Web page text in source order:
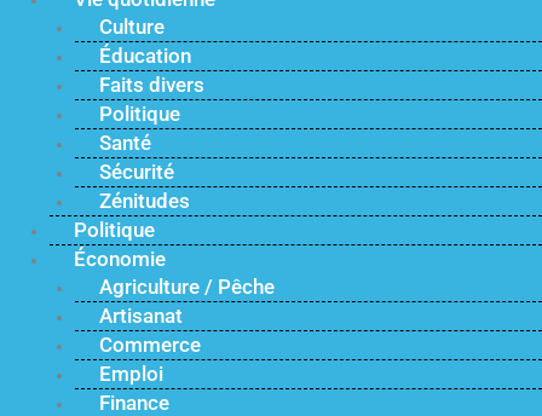
Culture
Éducation
Faits divers
Politique
Santé
Sécurité
Zénitudes
Politique
Économie
Agriculture / Pêche
Artisanat
Commerce
Emploi
Finance